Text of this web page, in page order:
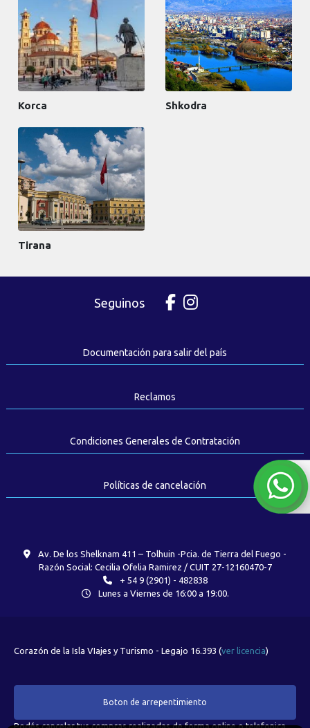
Korca Shkodra
Tirana
Seguinos
Documentación para salir del país
Reclamos
Condiciones Generales de Contratación
Políticas de cancelación
Av. De los Shelknam 411 – Tolhuin -Pcia. de Tierra del Fuego -
Razón Social: Cecilia Ofelia Ramirez / CUIT 27-12160470-7
+ 54 9 (2901) - 482838
Lunes a Viernes de 16:00 a 19:00.
Corazón de la Isla VIajes y Turismo - Legajo 16.393 (ver licencia)
Boton de arrepentimiento
Podés cancelar tus compras realizadas de forma online o telefonica